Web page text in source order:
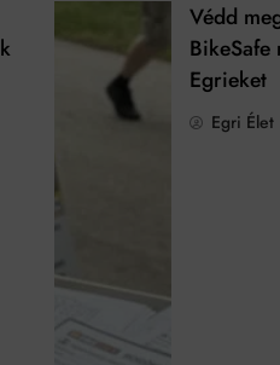
Védd
Egrieket
Egri Élet